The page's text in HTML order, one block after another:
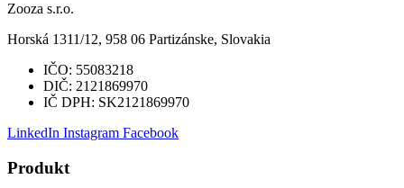
Zooza s.r.o.
Horská 1311/12, 958 06 Partizánske, Slovakia
IČO: 55083218
DIČ: 2121869970
IČ DPH: SK2121869970
LinkedIn Instagram Facebook
Produkt